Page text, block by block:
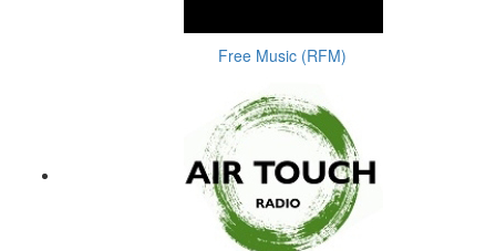
Free Music (RFM)